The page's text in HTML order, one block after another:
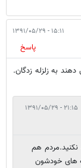
۱۵:۱۱ - ۱۳۹۱/۰۵/۲۹
پاسخ
به زلزله زدگان.
۲۱:۱۵ - ۱۳۹۱/۰۵/۲۹
هم
های خودشون